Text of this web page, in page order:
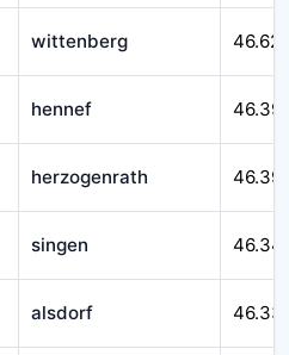
wittenberg 46.621
hennef
herzogenrath
singen
alsdorf